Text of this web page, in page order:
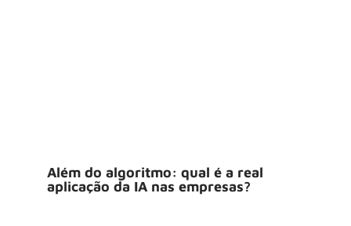
Além do algoritmo: qual é a real
aplicação da IA nas empresas?